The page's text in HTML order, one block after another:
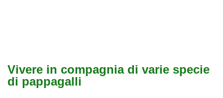
Vivere in compagnia di varie specie
di pappagalli